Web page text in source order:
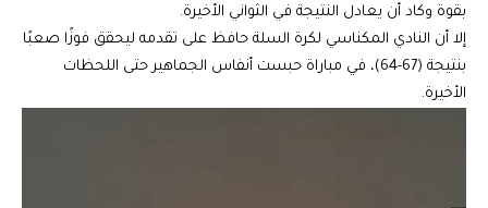
بقوة وكاد أن يعادل النتيجة في الثواني الأخيرة.
إلا أن النادي المكناسي لكرة السلة حافظ على تقدمه ليحقق فوزًا صعبًا
بنتيجة (67-64)، في مباراة حبست أنفاس الجماهير حتى اللحظات
الأخيرة.